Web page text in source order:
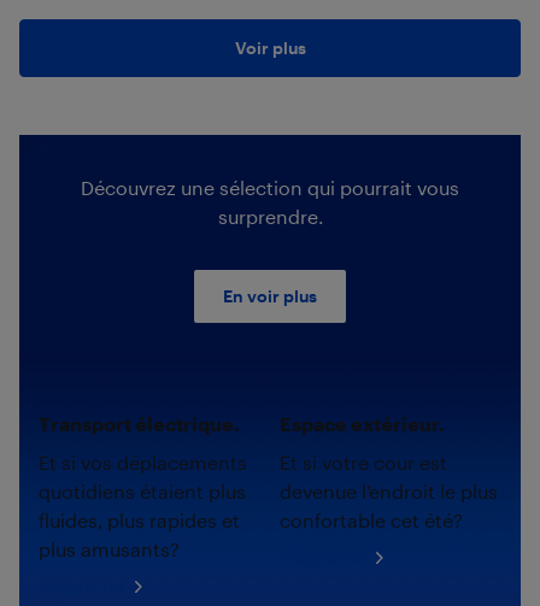
Voir plus
Découvrez une sélection qui pourrait vous
surprendre.
En voir plus
Transport électrique.
Et si vos déplacements
quotidiens étaient plus
fluides, plus rapides et
plus amusants?
Espace extérieur.
Et si votre cour est
devenue l'endroit le plus
confortable cet été?